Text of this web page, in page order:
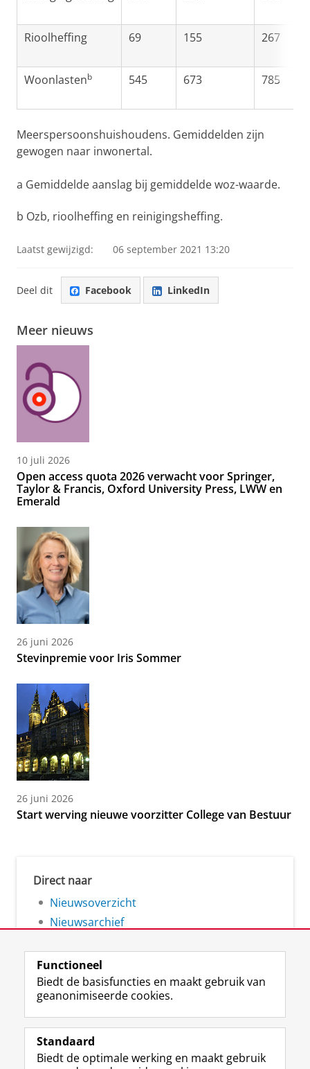
Rioolheffing 69 155 267
Woonlastenb 545 673 785
Meerspersoonshuishoudens. Gemiddelden zijn
gewogen naar inwonertal.
a Gemiddelde aanslag bij gemiddelde woz-waarde.
b Ozb, rioolheffing en reinigingsheffing.
Laatst gewijzigd: 06 september 2021 13:20
Deel dit Facebook LinkedIn
Meer nieuws
10 juli 2026
Open access quota 2026 verwacht voor Springer,
Taylor & Francis, Oxford University Press, LWW en
Emerald
26 juni 2026
Stevinpremie voor Iris Sommer
26 juni 2026
Start werving nieuwe voorzitter College van Bestuur
Direct naar
Nieuwsoverzicht
Nieuwsarchief
Volg de RUG
F
a
e
L
i
k
R
S
-
I
n
t
Y
o
T
Studiekiezers
Functioneel
Biedt de basisfuncties en maakt gebruik van
geanonimiseerde cookies.
Standaard
Biedt de optimale werking en maakt gebruik